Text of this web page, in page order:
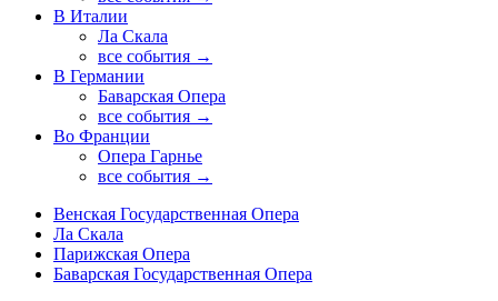
В Италии
Ла Скала
все события →
В Германии
Баварская Опера
все события →
Во Франции
Опера Гарнье
все события →
Венская Государственная Опера
Ла Скала
Парижская Опера
Баварская Государственная Опера